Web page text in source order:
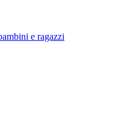
e ragazzi